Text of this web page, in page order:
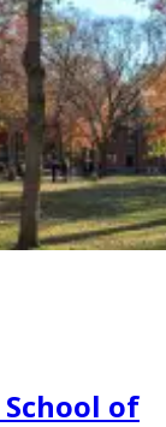
of